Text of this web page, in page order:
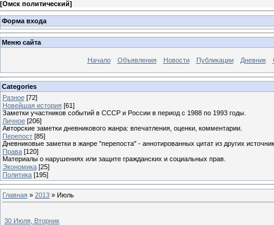
[Омск политический]
Форма входа
Меню сайта
Начало Объявления Новости Публикации Дневник
Categories
Разное [72]
Новейшая история [61]
Заметки участников событий в СССР и России в период с 1988 по 1993 годы.
Личное [206]
Авторские заметки дневникового жанра: впечатления, оценки, комментарии.
Перепост [85]
Дневниковые заметки в жанре "перепоста" - аннотированных цитат из других
Права [120]
Материалы о нарушениях или защите гражданских и социальных прав.
Экономика [25]
Политика [195]
Главная » 2013 » Июль
30 Июля, Вторник